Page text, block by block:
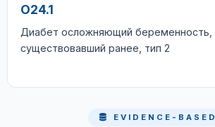
O24.1
Диабет осложняющий беременность,
существовавший ранее, тип 2
EVIDENCE-BASED